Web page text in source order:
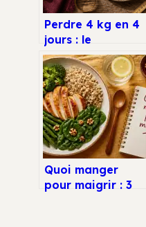
Perdre 4 kg en 4
jours : le
protocole
Natman est-il une
solution miracle
ou un risque pour
votre santé ?
Quoi manger
pour maigrir : 3